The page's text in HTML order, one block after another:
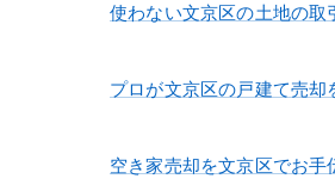
使わない文京区の土地の取
プロが文京区の戸建て売却
空き家売却を文京区でお手